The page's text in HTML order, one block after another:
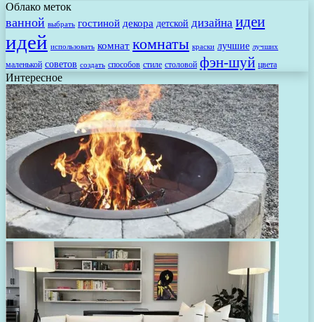
Облако меток
ванной выбрать гостиной декора детской дизайна идеи
идей использовать комнат комнаты краски лучшие лучших
маленькой советов создать способов стиле столовой фэн-шуй цвета
Интересное